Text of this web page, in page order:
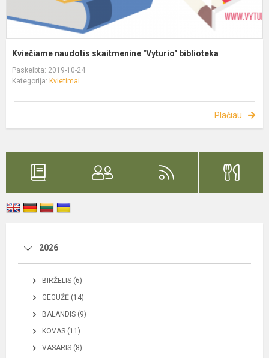
Kviečiame naudotis skaitmenine "Vyturio" biblioteka
Paskelbta: 2019-10-24
Kategorija: Kvietimai
Plačiau
2026
BIRŽELIS (6)
GEGUŽĖ (14)
BALANDIS (9)
KOVAS (11)
VASARIS (8)